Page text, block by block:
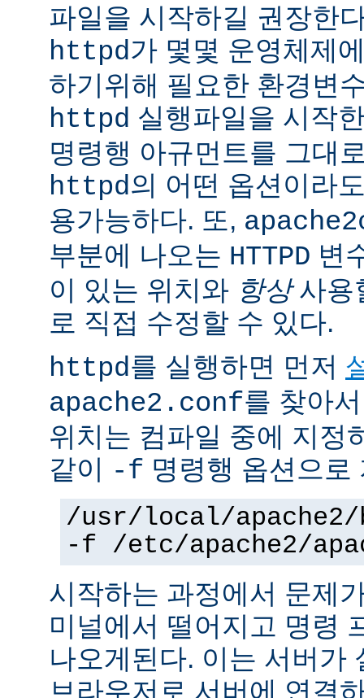
파일을 시작하길 권장한
httpd가 몇몇 운영체제
하기위해 필요한 환경변
httpd 실행파일을 시작
명령행 아규먼트를 그대
httpd의 어떤 옵션이라
용가능하다. 또,
부분에 나오는 HTTPD 변
이 있는 위치와 항상사용
로 직접 수정할 수 있다.
httpd를 실행하면 먼저
apache2.conf를 찾아
위치는 컴파일 중에 지정
같이 -f 명령행 옵션으로
/usr/local/
-f /etc/apache2/
시작하는 과정에서 문제
미널에서 떨어지고 명령
나오게된다. 이는 서버가
브라우저로 서버에 연결